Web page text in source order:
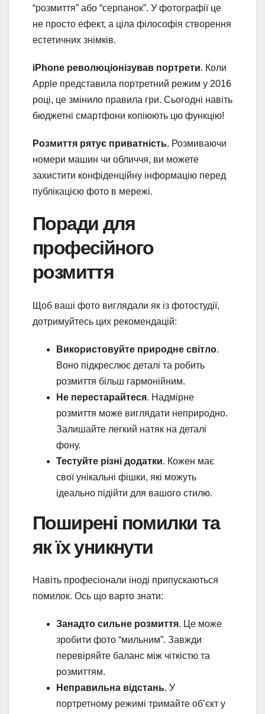
“розмиття” або “серпанок”. У фотографії це
не просто ефект, а ціла філософія створення
естетичних знімків.
iPhone революціонізував портрети. Коли
Apple представила портретний режим у 2016
році, це змінило правила гри. Сьогодні навіть
бюджетні смартфони копіюють цю функцію!
Розмиття рятує приватність. Розмиваючи
номери машин чи обличчя, ви можете
захистити конфіденційну інформацію перед
публікацією фото в мережі.
Поради для
професійного
розмиття
Щоб ваші фото виглядали як із фотостудії,
дотримуйтесь цих рекомендацій:
Використовуйте природне світло.
Воно підкреслює деталі та робить
розмиття більш гармонійним.
Не перестарайтеся. Надмірне
розмиття може виглядати неприродно.
Залишайте легкий натяк на деталі
фону.
Тестуйте різні додатки. Кожен має
свої унікальні фішки, які можуть
ідеально підійти для вашого стилю.
Поширені помилки та
як їх уникнути
Навіть професіонали іноді припускаються
помилок. Ось що варто знати:
Занадто сильне розмиття. Це може
зробити фото “мильним”. Завжди
перевіряйте баланс між чіткістю та
розмиттям.
Неправильна відстань. У
портретному режимі тримайте об’єкт у